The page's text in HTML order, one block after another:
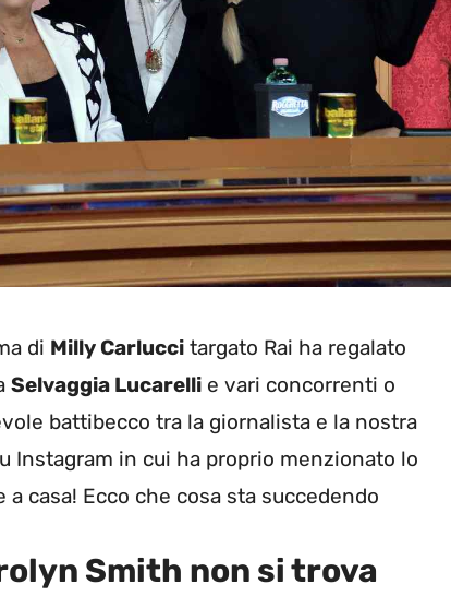
di Milly Carlucci targato Rai ha regalato
Selvaggia Lucarelli e vari concorrenti o
battibecco tra la giornalista e la nostra
Instagram in cui ha proprio menzionato lo
casa! Ecco che cosa sta succedendo
Smith non si trova